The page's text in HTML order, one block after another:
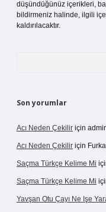
düşündüğünüz içerikleri,
bildirmeniz halinde, ilgili
kaldırılacaktır.
Son yorumlar
Acı Neden Çekilir için
Acı Neden Çekilir için
Saçma Türkçe Kelime Mi
Saçma Türkçe Kelime Mi
Yavşan Otu Çayı Ne Işe